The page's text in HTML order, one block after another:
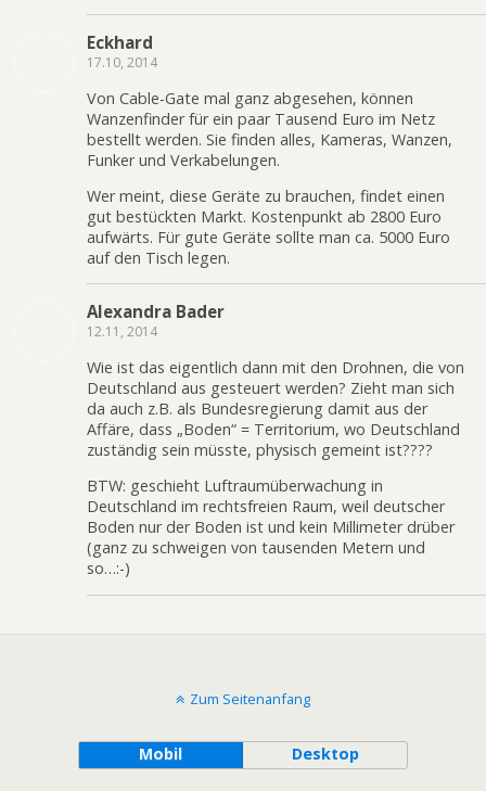
Eckhard
17.10, 2014
Von Cable-Gate mal ganz abgesehen, können
Wanzenfinder für ein paar Tausend Euro im Netz
bestellt werden. Sie finden alles, Kameras, Wanzen,
Funker und Verkabelungen.
Wer meint, diese Geräte zu brauchen, findet einen
gut bestückten Markt. Kostenpunkt ab 2800 Euro
aufwärts. Für gute Geräte sollte man ca. 5000 Euro
auf den Tisch legen.
Alexandra Bader
12.11, 2014
Wie ist das eigentlich dann mit den Drohnen, die von
Deutschland aus gesteuert werden? Zieht man sich
da auch z.B. als Bundesregierung damit aus der
Affäre, dass „Boden“ = Territorium, wo Deutschland
zuständig sein müsste, physisch gemeint ist????
BTW: geschieht Luftraumüberwachung in
Deutschland im rechtsfreien Raum, weil deutscher
Boden nur der Boden ist und kein Millimeter drüber
(ganz zu schweigen von tausenden Metern und
so…:-)
Zum Seitenanfang
Mobil Desktop